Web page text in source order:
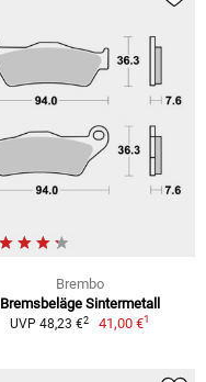
Brembo
Bremsbeläge Sintermetall
UVP 48,23 €2 41,00 €1